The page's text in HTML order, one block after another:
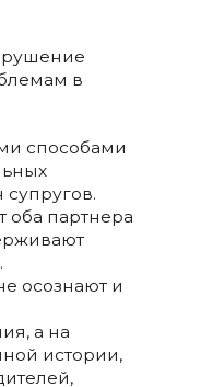
в
способами
супругов.
оба партнера
осознают и
а на
истории,